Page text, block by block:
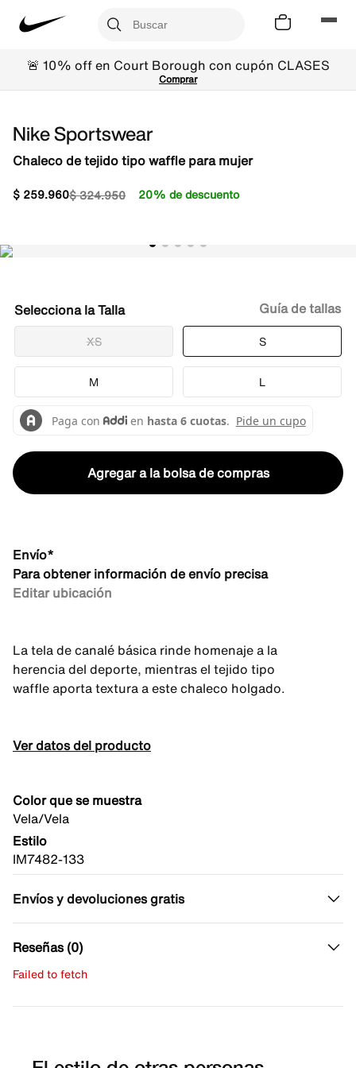
🚨 10% off en Court Borough con cupón CLASES
Comprar
Nike Sportswear
Chaleco de tejido tipo waffle para mujer
$324.950
$ 259.960 20% de descuento
Talla
XS S
M L
Guía de tallas
Agregar a la bolsa de compras
Envío*
Para obtener información de envío precisa
Editar ubicación
La tela de canalé básica rinde homenaje a la
herencia del deporte, mientras el tejido tipo
waffle aporta textura a este chaleco holgado.
Ver datos del producto
Color que se muestra
Vela/Vela
Estilo
IM7482-133
Envíos y devoluciones gratis
Reseñas (0)
Failed to fetch